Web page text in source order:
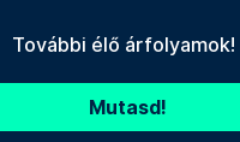
További élő árfolyamok!
Mutasd!